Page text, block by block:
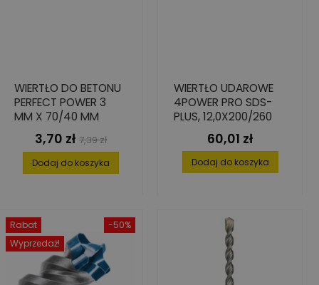
WIERTŁO DO BETONU
PERFECT POWER 3
MM X 70/40 MM
Cena
3,70 zł Cena
podstawowa
7,39 zł
Dodaj do koszyka
WIERTŁO UDAROWE
4POWER PRO SDS-
PLUS, 12,0X200/260
Cena
60,01 zł
Dodaj do koszyka
-50%
Rabat
Wyprzedaż!